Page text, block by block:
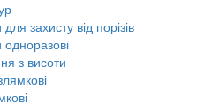
захисту від порізів
одноразові
з висоти